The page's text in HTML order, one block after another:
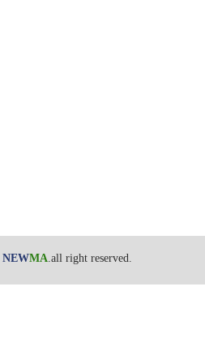
NEWMA.all right reserved.